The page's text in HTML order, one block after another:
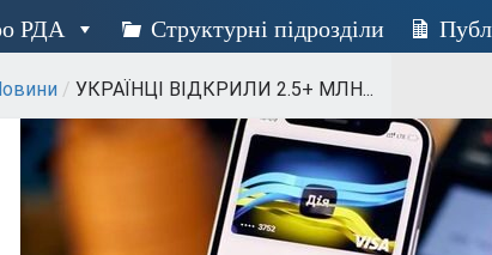
РДА Структурні підрозділи
/ УКРАЇНЦІ ВІДКРИЛИ 2.5+ МЛН...